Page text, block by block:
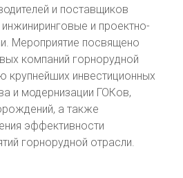
и поставщиков
и проектно-
Мероприятие посвящено
компаний горнорудной
крупнейших инвестиционных
и модернизации ГОКов,
а также
эффективности
горнорудной отрасли.